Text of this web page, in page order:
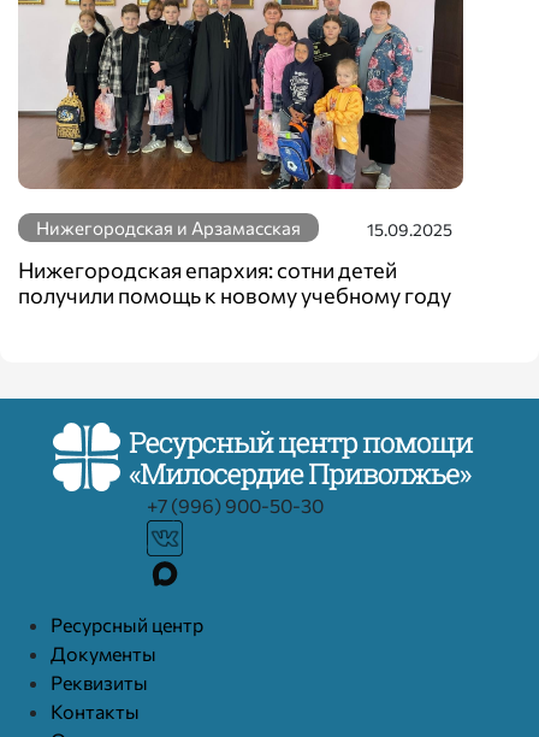
Нижегородская и Арзамасская 15.09.2025
Нижегородская епархия: сотни детей
получили помощь к новому учебному году
+7 (996) 900-50-30
Ресурcный центр
Документы
Реквизиты
Контакты